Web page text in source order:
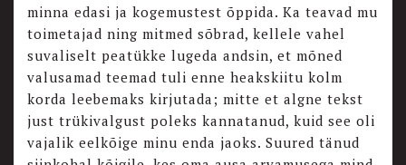
minna edasi ja kogemustest õppida. Ka teavad mu
toimetajad ning mitmed sõbrad, kellele vahel
suvaliselt peatükke lugeda andsin, et mõned
valusamad teemad tuli enne heakskiitu kolm
korda leebemaks kirjutada; mitte et algne tekst
just trükivalgust poleks kannatanud, kuid see oli
vajalik eelkõige minu enda jaoks. Suured tänud